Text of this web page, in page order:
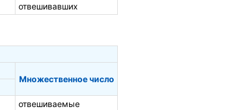
отвешивавших
Множественное число
отвешиваемые